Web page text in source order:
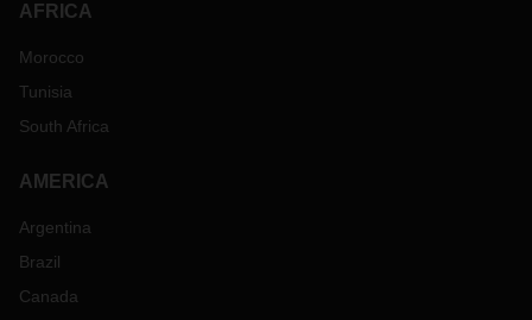
AFRICA
Morocco
Tunisia
South Africa
AMERICA
Argentina
Brazil
Canada